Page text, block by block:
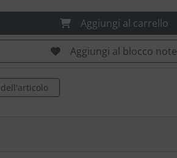
Aggiungi al carrello
Aggiungi al blocco note